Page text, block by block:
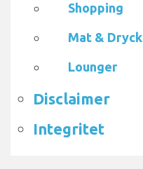
Shopping
Mat & Dryck
Lounger
Disclaimer
Integritet